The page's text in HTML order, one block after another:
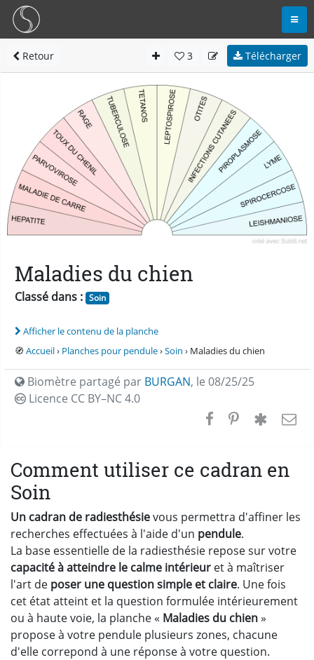
Retour 3 Télécharger
Maladies du chien
Classé dans : Soin
Afficher le contenu de la planche
🧭 Accueil› Planches pour pendule›Soin › Maladies du chien
Biomètre partagé par BURGAN, le 08/25/25
Licence CC BY–NC 4.0
Comment utiliser ce cadran en
Soin
Un cadran de radiesthésievous permettra d'affiner les
recherches effectuées à l'aide d'un pendule.
La base essentielle de la radiesthésie repose sur votre
capacité à atteindre le calme intérieur et à maîtriser
l'art de poser une question simple et claire. Une fois
cet état atteint et la question formulée intérieurement
ou à haute voie, la planche « Maladies du chien»
propose à votre pendule plusieurs zones, chacune
d'elle correpond à une réponse à votre question.